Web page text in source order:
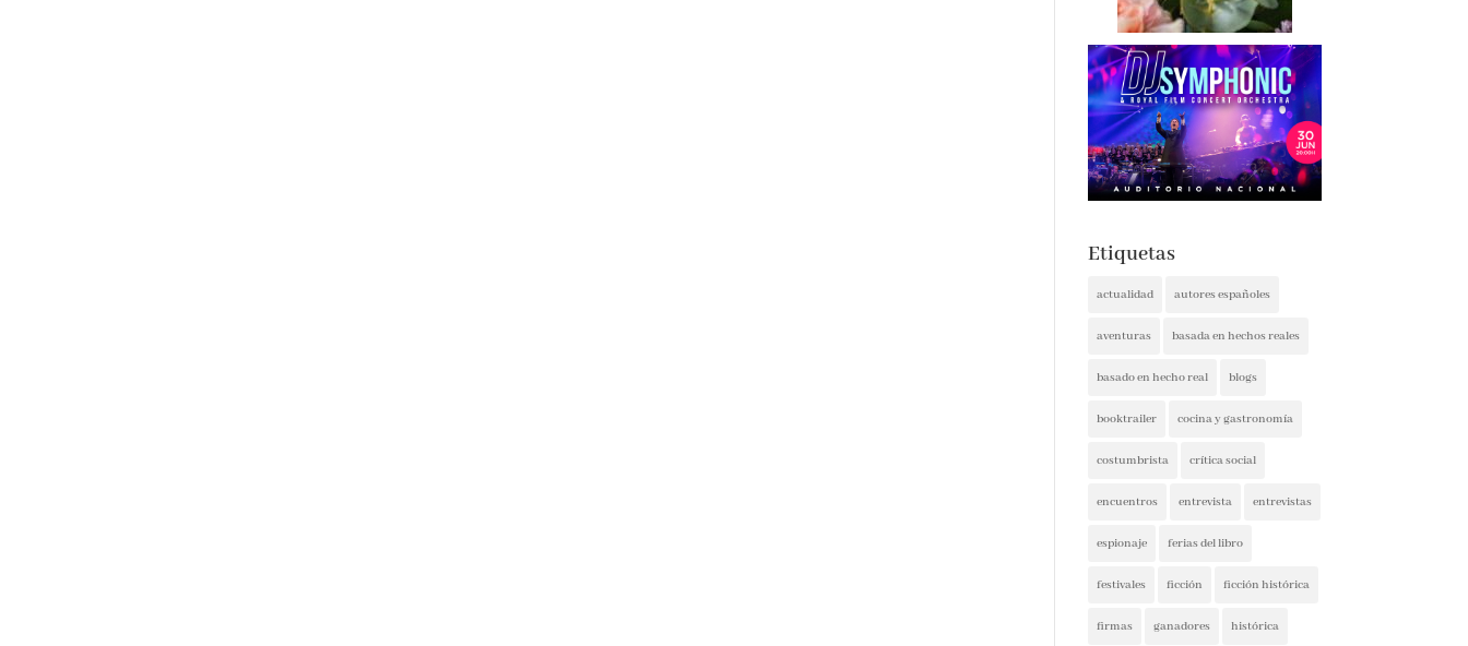
Etiquetas
actualidad autores españoles
aventuras basada en hechos reales
basado en hecho real blogs
booktrailer cocina y gastronomía
costumbrista crítica social
encuentros entrevista entrevistas
espionaje ferias del libro
festivales ficción ficción histórica
firmas ganadores histórica